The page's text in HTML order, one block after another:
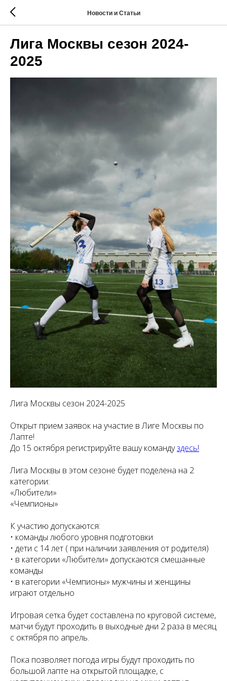
Новости и Статьи
Лига Москвы сезон 2024-
2025
Лига Москвы сезон 2024-2025
Открыт прием заявок на участие в Лиге Москвы по
Лапте!
До 15 октября регистрируйте вашу командуздесь!
Лига Москвы в этом сезоне будет поделена на 2
категории:
«Любители»
«Чемпионы»
К участию допускаются:
• команды любого уровня подготовки
• дети с 14 лет ( при наличии заявления от родителя)
• в категории «Любители» допускаются смешанные
команды
• в категории «Чемпионы» мужчины и женщины
играют отдельно
Игровая сетка будет составлена по круговой системе,
матчи будут проходить в выходные дни 2 раза в месяц
с октября по апрель.
Пока позволяет погода игры будут проходить по
большой лапте на открытой площадке, с